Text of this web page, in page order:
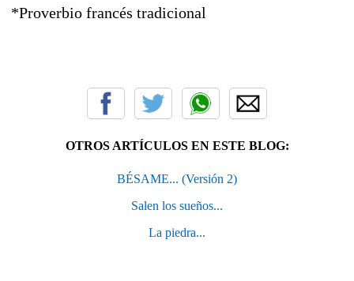
*Proverbio francés tradicional
OTROS ARTÍCULOS EN ESTE BLOG:
BÉSAME... (Versión 2)
Salen los sueños...
La piedra...